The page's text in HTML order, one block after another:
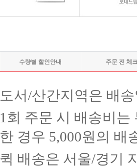
수량별 할인안내 주문 전 체
도서/산간지역은 배
1회 주문 시 배송비
한 경우 5,000원의 배
퀵 배송은 서울/경기